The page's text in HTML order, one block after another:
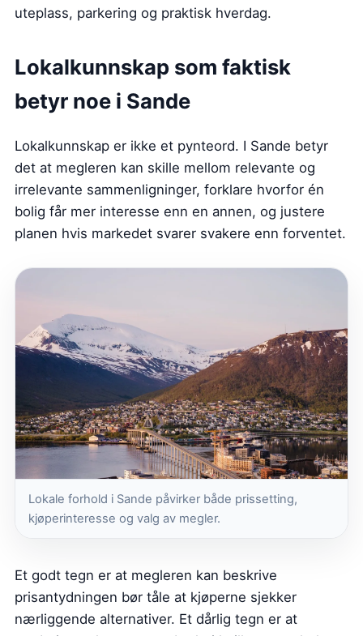
uteplass, parkering og praktisk hverdag.
Lokalkunnskap som faktisk
betyr noe i Sande
Lokalkunnskap er ikke et pynteord. I Sande betyr
det at megleren kan skille mellom relevante og
irrelevante sammenligninger, forklare hvorfor én
bolig får mer interesse enn en annen, og justere
planen hvis markedet svarer svakere enn forventet.
Lokale forhold i Sande påvirker både prissetting,
kjøperinteresse og valg av megler.
Et godt tegn er at megleren kan beskrive
prisantydningen bør tåle at kjøperne sjekker
nærliggende alternativer. Et dårlig tegn er at